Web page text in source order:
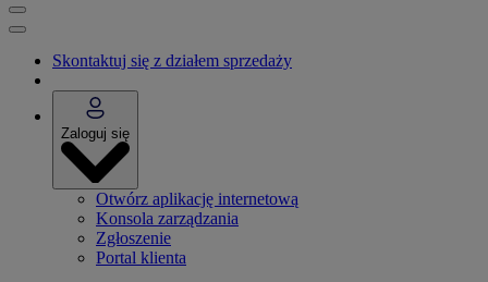
Skontaktuj się z działem sprzedaży
Zaloguj się
Otwórz aplikację internetową
Konsola zarządzania
Zgłoszenie
Portal klienta